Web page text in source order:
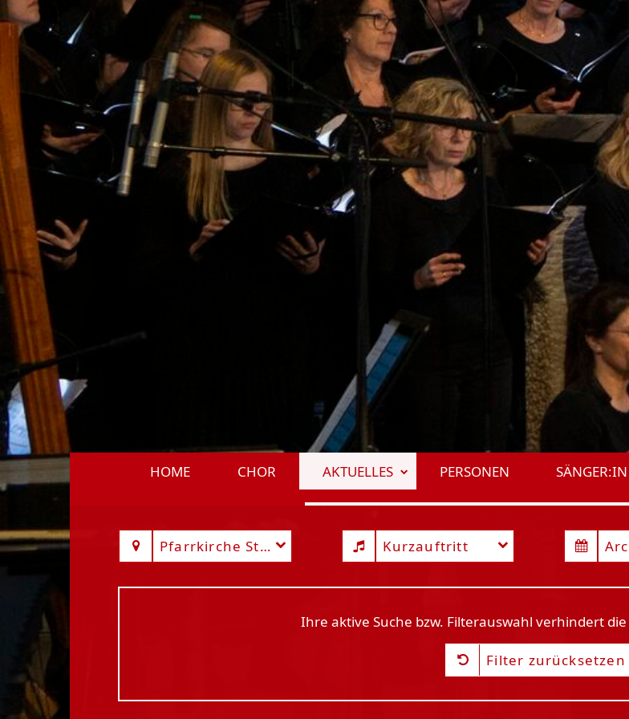
HOME CHOR AKTUELLES PERSONEN
Pfarrkirche St. Marien SeligenstadtKurzauftritt
Ihre aktive Suche bzw. Filterauswahl verhindert
Filter zurücksetzen